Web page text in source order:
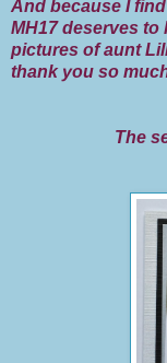
And because I
MH17 deserves to
pictures of aunt
thank you so
The